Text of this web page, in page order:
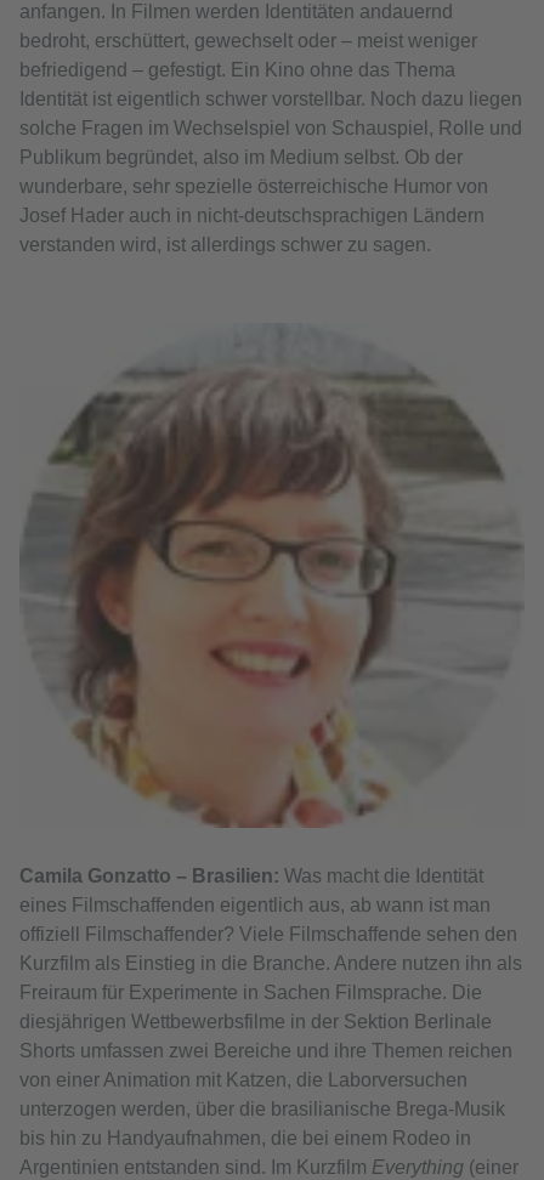
anfangen. In Filmen werden Identitäten andauernd
bedroht, erschüttert, gewechselt oder – meist weniger
befriedigend – gefestigt. Ein Kino ohne das Thema
Identität ist eigentlich schwer vorstellbar. Noch dazu liegen
solche Fragen im Wechselspiel von Schauspiel, Rolle und
Publikum begründet, also im Medium selbst. Ob der
wunderbare, sehr spezielle österreichische Humor von
Josef Hader auch in nicht-deutschsprachigen Ländern
verstanden wird, ist allerdings schwer zu sagen.
Camila Gonzatto – Brasilien: Was macht die Identität
eines Filmschaffenden eigentlich aus, ab wann ist man
offiziell Filmschaffender? Viele Filmschaffende sehen den
Kurzfilm als Einstieg in die Branche. Andere nutzen ihn als
Freiraum für Experimente in Sachen Filmsprache. Die
diesjährigen Wettbewerbsfilme in der Sektion Berlinale
Shorts umfassen zwei Bereiche und ihre Themen reichen
von einer Animation mit Katzen, die Laborversuchen
unterzogen werden, über die brasilianische Brega-Musik
bis hin zu Handyaufnahmen, die bei einem Rodeo in
Argentinien entstanden sind. Im Kurzfilm Everything (einer